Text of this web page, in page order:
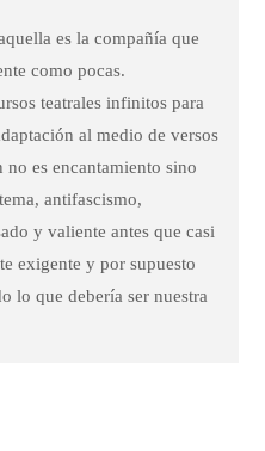
es la compañía que
como pocas.
teatrales infinitos para
al medio de versos
es encantamiento sino
antifascismo,
y valiente antes que casi
exigente y por supuesto
lo que debería ser nuestra